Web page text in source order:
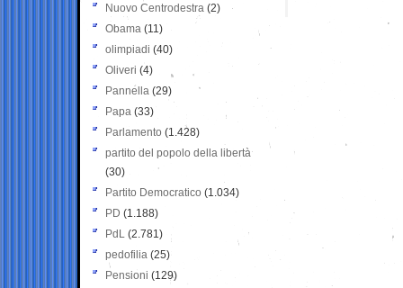
Nuovo Centrodestra (2)
Obama (11)
olimpiadi (40)
Oliveri (4)
Pannella (29)
Papa (33)
Parlamento (1.428)
partito del popolo della libertà
(30)
Partito Democratico (1.034)
PD (1.188)
PdL (2.781)
pedofilia (25)
Pensioni (129)